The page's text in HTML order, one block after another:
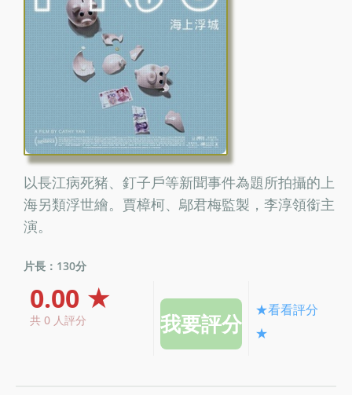
以長江病死豬、釘子戶等新聞事件為題所拍攝的上
海另類浮世繪。賈樟柯、鄔君梅監製，李淳領銜主
演。
片長：130分
0.00 ★
共 0 人評分
★看看評分
★